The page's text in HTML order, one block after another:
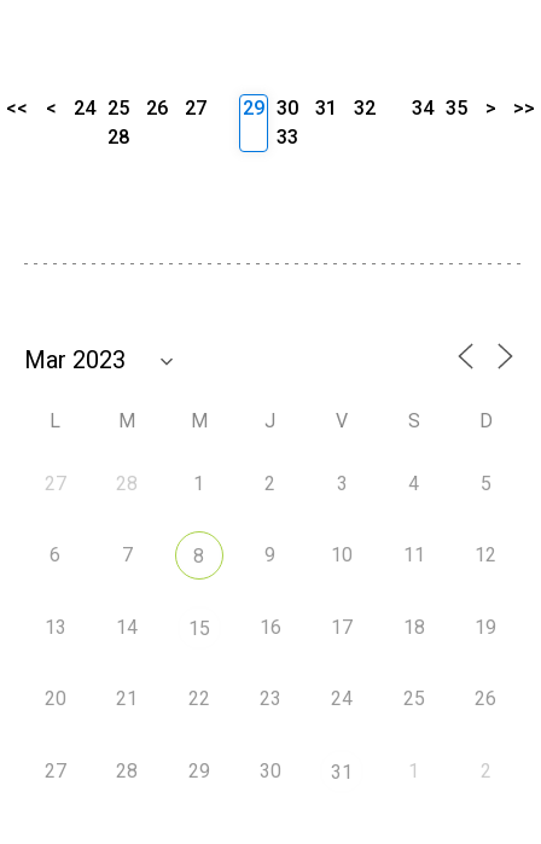
<< < 24 25 26
27
28
29 30 31
32
33
34 35 > >>
L M M J V S D
27 28 1 2 3 4 5
6 7 8 9 10 11 12
13 14 15 16 17 18 19
20 21 22 23 24 25 26
27 28 29 30 31 1 2